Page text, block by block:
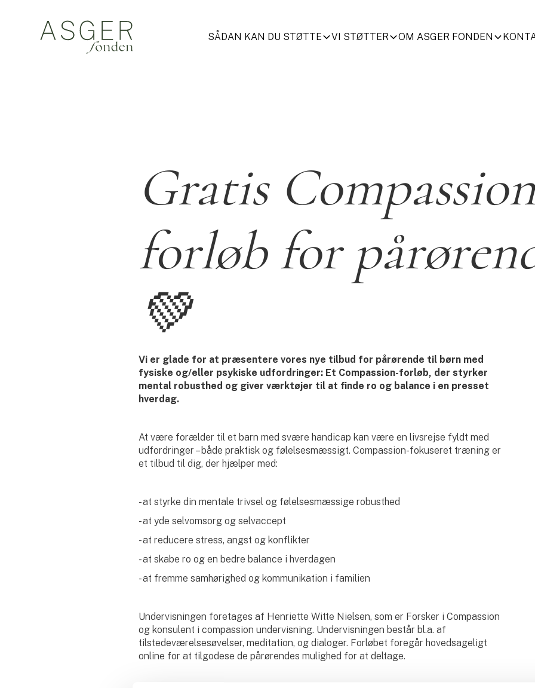
SÅDAN KAN DU STØTTE VI STØTTER OM ASGER FONDEN
Gratis
forløb for
💚
Vi er glade for at præsentere vores nye tilbud for pårørende til børn med
fysiske og/eller psykiske udfordringer: Et Compassion-forløb, der styrker
mental robusthed og giver værktøjer til at finde ro og balance i en presset
hverdag.
At være forælder til et barn med svære handicap kan være en livsrejse fyldt med
udfordringer – både praktisk og følelsesmæssigt. Compassion-fokuseret træning er
et tilbud til dig, der hjælper med:
- at styrke din mentale trivsel og følelsesmæssige robusthed
- at yde selvomsorg og selvaccept
- at reducere stress, angst og konflikter
- at skabe ro og en bedre balance i hverdagen
- at fremme samhørighed og kommunikation i familien
Undervisningen foretages af Henriette Witte Nielsen, som er Forsker i Compassion
og konsulent i compassion undervisning. Undervisningen består bl.a. af
tilstedeværelsesøvelser, meditation, og dialoger. Forløbet foregår hovedsageligt
online for at tilgodese de pårørendes mulighed for at deltage.